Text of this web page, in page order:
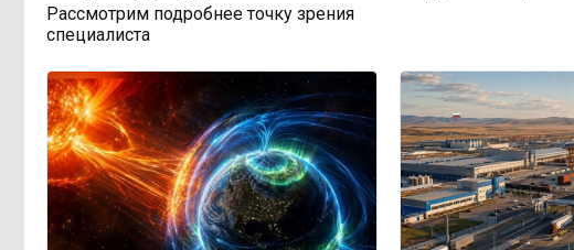
Рассмотрим подробнее точку зрения
специалиста